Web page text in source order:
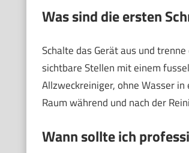
Was sind die ersten
Schalte das Gerät aus und
sichtbare Stellen mit einem
Allzweckreiniger, ohne Wasser
Raum während und nach der
Wann sollte ich